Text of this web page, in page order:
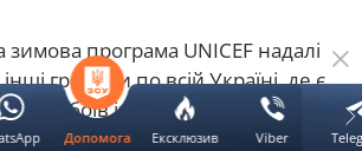
програма UNICEF надалі
громади по всій Україні, де є
перебоїв із теплом,
та доступом до базових
Допомога Ексклюзив Viber